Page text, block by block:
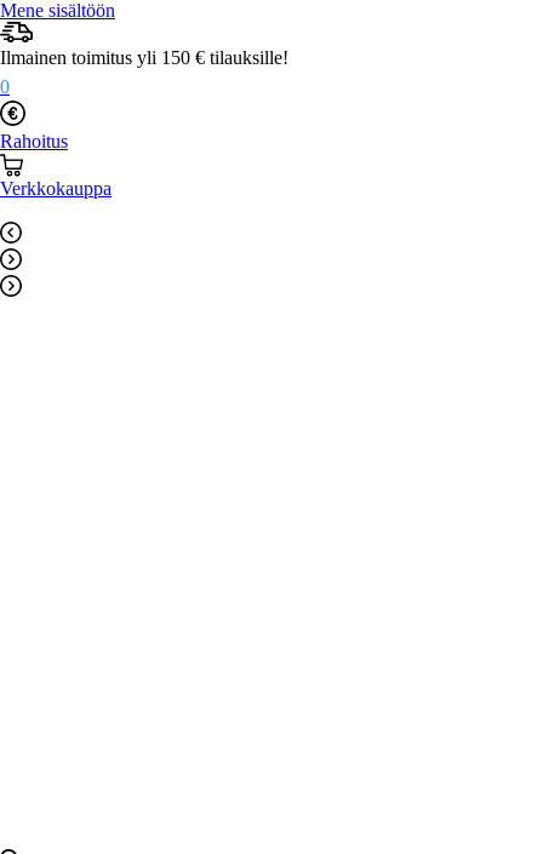
Mene sisältöön
Ilmainen toimitus yli 150 € tilauksille!
0
Rahoitus
Verkkokauppa